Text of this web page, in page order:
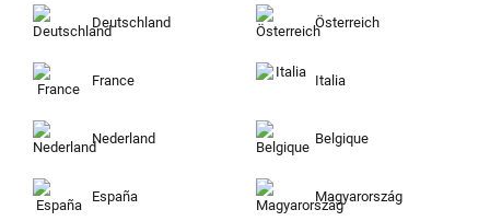
Deutschland Österreich
France Italia
Nederland Belgique
España Magyarország